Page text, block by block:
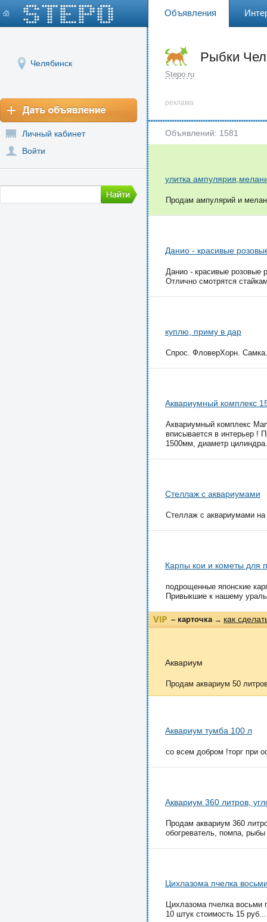
Объявления
Челябинск
Личный кабинет
Войти
Рыбки
Stepo.ru
реклама
Объявлений: 1581
улитка
Продам ампулярий и
Данио - красивые
Данио - красивые розовые
Отлично смотрятся
куплю, приму в дар
Спрос. ФловерХорн.
Аквариумный комплекс
Аквариумный комплекс
вписывается в интерьер !
1500мм, диаметр
Стеллаж с аквариумами
Стеллаж с аквариумами
Карпы кои и кометы для
подрощенные японские
Привыкшие к нашему
– карточка → как
Аквариум
Продам аквариум 50
Аквариум тумба 100 л
со всем добром !торг при
Аквариум 360 литров,
Продам аквариум 360
обогреватель, помпа,
Цихлазома пчелка
Цихлазома пчелка восьми
10 штук стоимость 15